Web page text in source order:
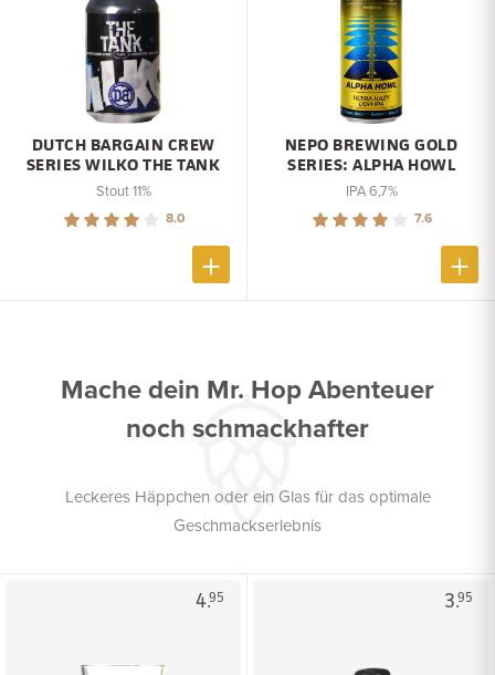
DUTCH BARGAIN CREW
SERIES WILKO THE TANK
Stout 11%
8.0
NEPO BREWING GOLD
SERIES: ALPHA HOWL
IPA 6,7%
7.6
Mache dein Mr. Hop Abenteuer
noch schmackhafter
Leckeres Häppchen oder ein Glas für das optimale
Geschmackserlebnis
4.95 3.95